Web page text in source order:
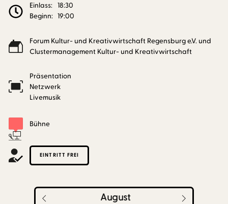
Einlass: 18:30
Beginn: 19:00
Forum Kultur- und Kreativwirtschaft Regensburg e.V. und
Clustermanagement Kultur- und Kreativwirtschaft
Präsentation
Netzwerk
Livemusik
Bühne
EINTRITT FREI
August